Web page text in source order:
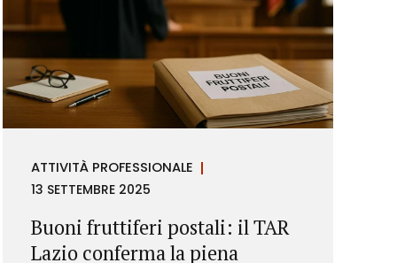
ATTIVITÀ PROFESSIONALE
13 SETTEMBRE 2025
Buoni fruttiferi postali: il TAR
Lazio conferma la piena